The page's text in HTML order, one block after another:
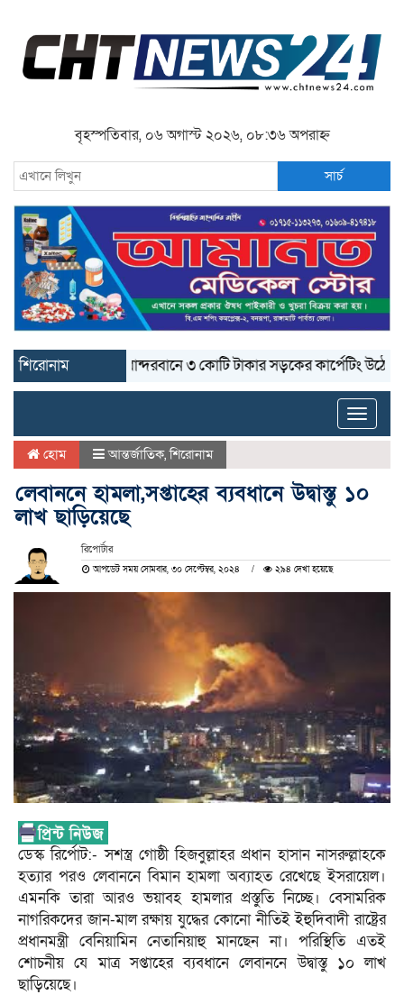
বৃহস্পতিবার, ০৬ অগাস্ট ২০২৬, ০৮:৩৬ অপরাহ্ন
সার্চ
শিরোনাম বান্দরবানে ৩ কোটি টাকার সড়কের কার্পেটিং উঠে যাচ্ছে
Toggle
হোম আন্তর্জাতিক,শিরোনাম
লেবাননে হামলা,সপ্তাহের ব্যবধানে উদ্বাস্তু ১০
লাখ ছাড়িয়েছে
রিপোর্টার
আপডেট সময় সোমবার, ৩০ সেপ্টেম্বর, ২০২৪ ২৯৪ দেখা হয়েছে
ডেস্ক রির্পোট:- সশস্ত্র গোষ্ঠী হিজবুল্লাহর প্রধান হাসান নাসরুল্লাহকে
হত্যার পরও লেবাননে বিমান হামলা অব্যাহত রেখেছে ইসরায়েল।
এমনকি তারা আরও ভয়াবহ হামলার প্রস্তুতি নিচ্ছে। বেসামরিক
নাগরিকদের জান-মাল রক্ষায় যুদ্ধের কোনো নীতিই ইহুদিবাদী রাষ্ট্রের
প্রধানমন্ত্রী বেনিয়ামিন নেতানিয়াহু মানছেন না। পরিস্থিতি এতই
শোচনীয় যে মাত্র সপ্তাহের ব্যবধানে লেবাননে উদ্বাস্তু ১০ লাখ
ছাড়িয়েছে।